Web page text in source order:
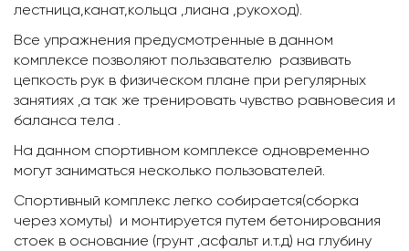
лестница,канат,кольца ,лиана ,рукоход).
Все упражнения предусмотренные в данном
комплексе позволяют пользавателю развивать
цепкость рук в физическом плане при регулярных
занятиях ,а так же тренировать чувство равновесия и
баланса тела .
На данном спортивном комплексе одновременно
могут заниматься несколько пользователей.
Спортивный комплекс легко собирается(сборка
через хомуты) и монтируется путем бетонирования
стоек в основание (грунт ,асфальт и.т.д) на глубину